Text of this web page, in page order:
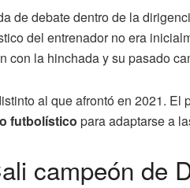
de debate dentro de la
del entrenador no era
con la hinchada y su pasado
al que afrontó en 2021.
futbolístico para adaptarse a
campeón de